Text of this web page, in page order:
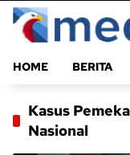
HOME BERITA
Kasus
Nasional